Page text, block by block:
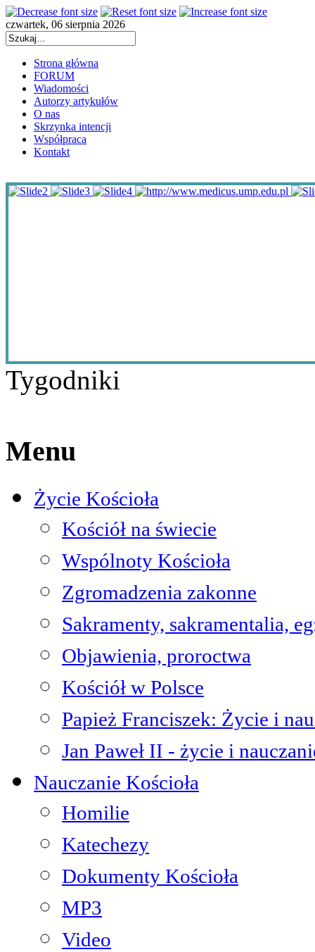
czwartek, 06 sierpnia 2026
Strona główna
FORUM
Wiadomości
Autorzy artykułów
O nas
Skrzynka intencji
Współpraca
Kontakt
Tygodniki
Menu
Życie Kościoła
Kościół na świecie
Wspólnoty Kościoła
Zgromadzenia zakonne
Sakramenty, sakramentalia,
Objawienia, proroctwa
Kościół w Polsce
Papież Franciszek: Życie i
Jan Paweł II - życie i
Nauczanie Kościoła
Homilie
Katechezy
Dokumenty Kościoła
MP3
Video